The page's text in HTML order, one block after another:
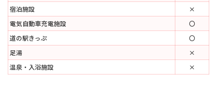
宿泊施設
×
電気自動車充電施設
〇
道の駅きっぷ
〇
足湯
×
温泉・入浴施設
×